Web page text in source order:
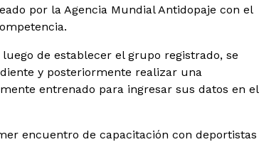
por la Agencia Mundial Antidopaje con el
de establecer el grupo registrado, se
y posteriormente realizar una
entrenado para ingresar sus datos en el
encuentro de capacitación con deportistas